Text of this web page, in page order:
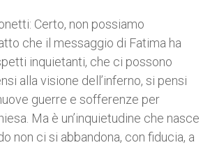
Certo, non possiamo
che il messaggio di Fatima ha
inquietanti, che ci possono
alla visione dell’inferno, si pensi
guerre e sofferenze per
Ma è un’inquietudine che nasce
non ci si abbandona, con fiducia, a